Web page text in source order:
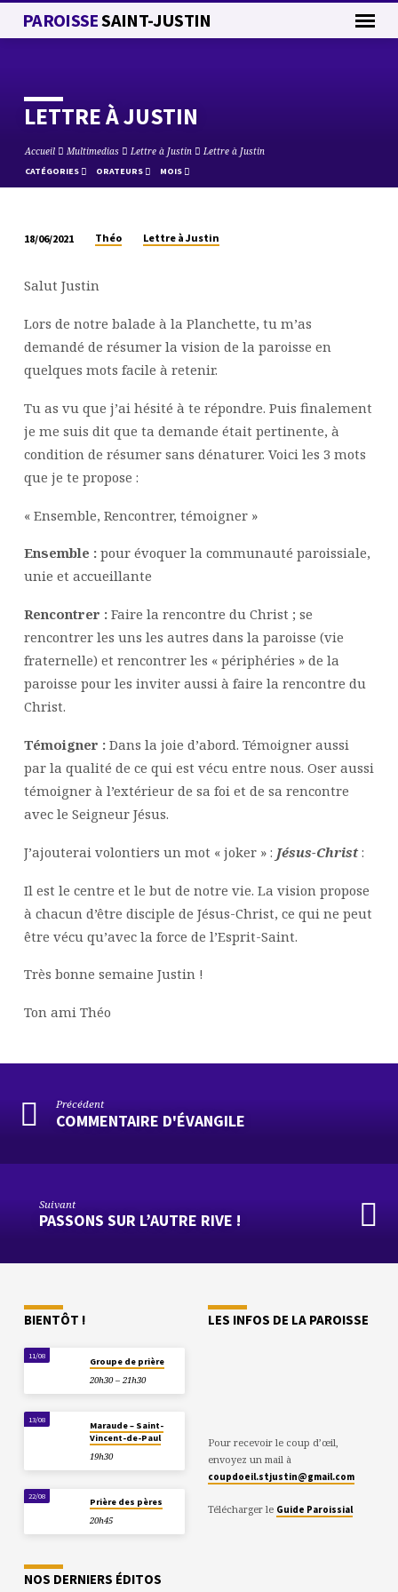
PAROISSESAINT-JUSTIN
LETTRE À JUSTIN
Accueil Multimedias Lettre à Justin Lettre à Justin
CATÉGORIES ORATEURS MOIS
À
JUSTIN
18/06/2021 Théo Lettre à Justin
Salut Justin
Lors de notre balade à la Planchette, tu m’as
demandé de résumer la vision de la paroisse en
quelques mots facile à retenir.
Tu as vu que j’ai hésité à te répondre. Puis finalement
je me suis dit que ta demande était pertinente, à
condition de résumer sans dénaturer. Voici les 3 mots
que je te propose :
« Ensemble, Rencontrer, témoigner »
Ensemble :pour évoquer la communauté paroissiale,
unie et accueillante
Rencontrer :Faire la rencontre du Christ ; se
rencontrer les uns les autres dans la paroisse (vie
fraternelle) et rencontrer les « périphéries » de la
paroisse pour les inviter aussi à faire la rencontre du
Christ.
Témoigner : Dans la joie d’abord. Témoigner aussi
par la qualité de ce qui est vécu entre nous. Oser aussi
témoigner à l’extérieur de sa foi et de sa rencontre
avec le Seigneur Jésus.
J’ajouterai volontiers un mot « joker » : Jésus-Christ:
Il est le centre et le but de notre vie. La vision propose
à chacun d’être disciple de Jésus-Christ, ce qui ne peut
être vécu qu’avec la force de l’Esprit-Saint.
Très bonne semaine Justin !
Ton ami Théo
Précédent
COMMENTAIRE D'ÉVANGILE
Suivant
PASSONS SUR L’AUTRE RIVE !
BIENTÔT !
11/08
Groupe de prière
20h30 – 21h30
13/08
Maraude – Saint-
Vincent-de-Paul
19h30
22/08
Prière des pères
20h45
LES INFOS DE LA PAROISSE
Pour recevoir le coup d’œil,
envoyez un mail à
coupdoeil.stjustin@gmail.com
Télécharger le Guide Paroissial
NOS DERNIERS ÉDITOS